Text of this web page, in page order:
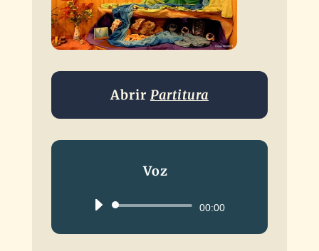
Abrir Partitura
Voz
Reproductor00:00